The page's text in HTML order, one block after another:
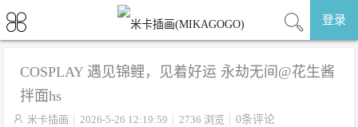
登录
COSPLAY 遇见锦鲤，见着好运 永劫无间 @花生酱
拌面hs
 米卡插画 2026-5-26 12:19:59 2736 浏览 0条评论